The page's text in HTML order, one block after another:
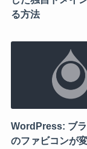
る方法
WordPress: ブ
のファビコンが